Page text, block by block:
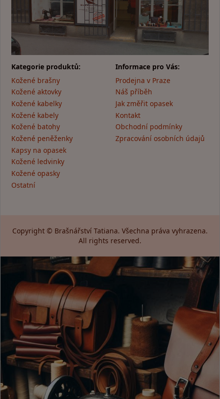
Kategorie produktů:
Kožené brašny
Kožené aktovky
Kožené kabelky
Kožené kabely
Kožené batohy
Kožené peněženky
Kapsy na opasek
Kožené ledvinky
Kožené opasky
Ostatní
Informace pro Vás:
Prodejna v Praze
Náš příběh
Jak změřit opasek
Kontakt
Obchodní podmínky
Zpracování osobních údajů
Copyright © Brašnářství Tatiana. Všechna práva vyhrazena.
All rights reserved.